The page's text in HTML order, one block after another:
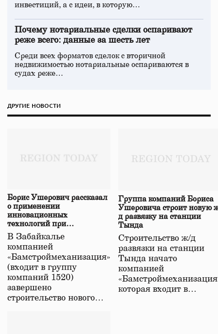
инвестиций, а с идеи, в которую…
Почему нотариальные сделки оспаривают
реже всего: данные за шесть лет
Среди всех форматов сделок с вторичной
недвижимостью нотариальные оспариваются в
судах реже…
ДРУГИЕ НОВОСТИ
Борис Ушерович рассказал
о применении
инновационных
технологий при
строительстве нового моста
в Забайкалье
В Забайкалье
компанией
«Бамстроймеханизация»
(входит в группу
компаний 1520)
завершено
строительство нового…
Группа компаний Бориса
Ушеровича строит новую
д развязку на станции
Тында
Строительство ж/д
развязки на станции
Тында начато
компанией
которая входит в…